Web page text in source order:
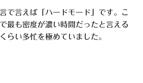
で言えば「ハードモード」です。こ
最も密度が濃い時間だったと言える
らい多忙を極めていました。